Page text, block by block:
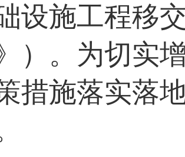
设施工程移
）。为切实
措施落实落